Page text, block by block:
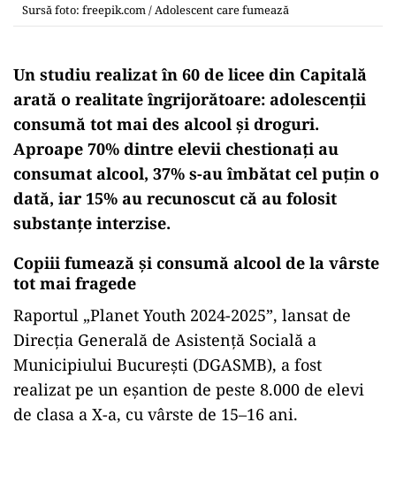
Sursă foto: freepik.com / Adolescent care fumează
Un studiu realizat în 60 de licee din Capitală
arată o realitate îngrijorătoare: adolescenții
consumă tot mai des alcool și droguri.
Aproape 70% dintre elevii chestionați au
consumat alcool, 37% s-au îmbătat cel puțin o
dată, iar 15% au recunoscut că au folosit
substanțe interzise.
Copiii fumează și consumă alcool de la vârste
tot mai fragede
Raportul „Planet Youth 2024-2025”, lansat de
Direcția Generală de Asistență Socială a
Municipiului București (DGASMB), a fost
realizat pe un eșantion de peste 8.000 de elevi
de clasa a X-a, cu vârste de 15–16 ani.